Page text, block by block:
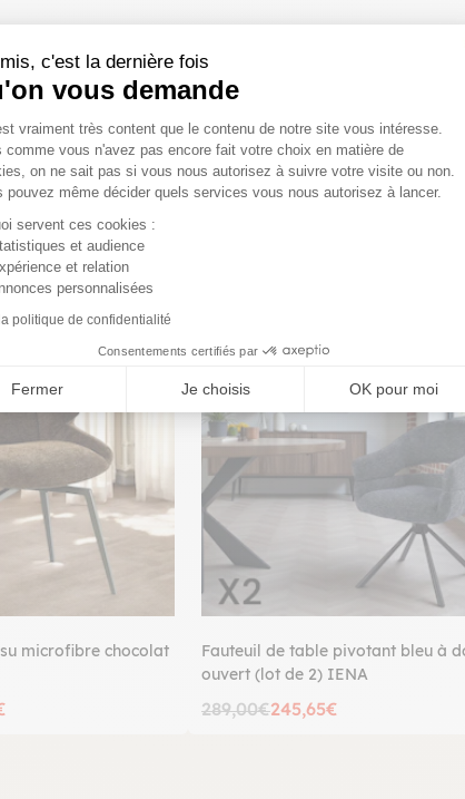
c'est la dernière fois
vous demande
de Gestion du
vraiment très content que le contenu de notre site vous intéresse.
comme vous n'avez pas encore fait votre choix en matière de
on ne sait pas si vous nous autorisez à suivre votre visite ou non.
pouvez même décider quels services vous nous autorisez à lancer.
servent ces cookies :
et audience
et relation
personnalisées
politique de confidentialité
Consentements certifiés par
Fermer Je choisis OK pour moi
légal de rétractation.
microfibre chocolat
Fauteuil de table pivotant bleu à
ouvert (lot de 2) IENA
289,00€245,65€